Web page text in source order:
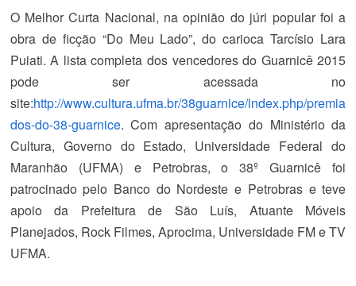
O Melhor Curta Nacional, na opinião do júri popular foi a
obra de ficção “Do Meu Lado”, do carioca Tarcísio Lara
Puiati. A lista completa dos vencedores do Guarnicê 2015
pode ser acessada no
site:http://www.cultura.ufma.br/38guarnice/index.php/premia
dos-do-38-guarnice. Com apresentação do Ministério da
Cultura, Governo do Estado, Universidade Federal do
Maranhão (UFMA) e Petrobras, o 38º Guarnicê foi
patrocinado pelo Banco do Nordeste e Petrobras e teve
apoio da Prefeitura de São Luís, Atuante Móveis
Planejados, Rock Filmes, Aprocima, Universidade FM e TV
UFMA.